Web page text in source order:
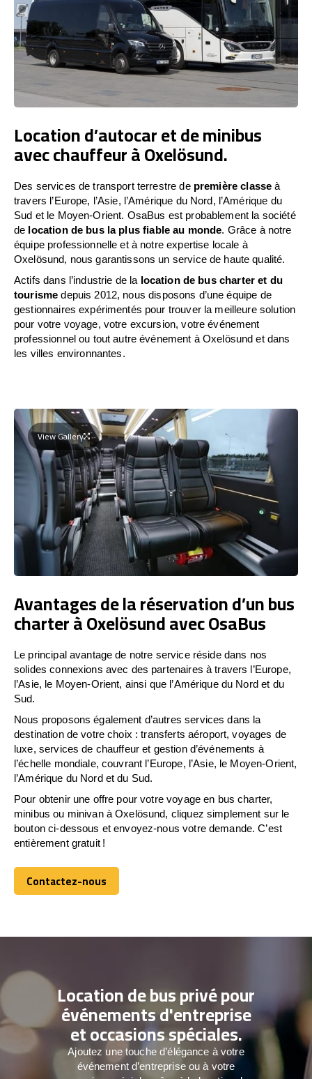
Location d’autocar et de minibus
avec chauffeur à Oxelösund.
Des services de transport terrestre de première classe à
travers l’Europe, l’Asie, l’Amérique du Nord, l’Amérique du
Sud et le Moyen-Orient. OsaBus est probablement la société
de location de bus la plus fiable au monde. Grâce à notre
équipe professionnelle et à notre expertise locale à
Oxelösund, nous garantissons un service de haute qualité.
Actifs dans l’industrie de la location de bus charter et du
tourisme depuis 2012, nous disposons d’une équipe de
gestionnaires expérimentés pour trouver la meilleure solution
pour votre voyage, votre excursion, votre événement
professionnel ou tout autre événement à Oxelösund et dans
les villes environnantes.
View Gallery
Avantages de la réservation d’un bus
charter à Oxelösund avec OsaBus
Le principal avantage de notre service réside dans nos
solides connexions avec des partenaires à travers l’Europe,
l’Asie, le Moyen-Orient, ainsi que l’Amérique du Nord et du
Sud.
Nous proposons également d’autres services dans la
destination de votre choix : transferts aéroport, voyages de
luxe, services de chauffeur et gestion d’événements à
l’échelle mondiale, couvrant l’Europe, l’Asie, le Moyen-Orient,
l’Amérique du Nord et du Sud.
Pour obtenir une offre pour votre voyage en bus charter,
minibus ou minivan à Oxelösund, cliquez simplement sur le
bouton ci-dessous et envoyez-nous votre demande. C’est
entièrement gratuit !
Contactez-nous
Contactez-nous
Location de bus privé pour
événements d'entreprise
et occasions spéciales.
Ajoutez une touche d’élégance à votre
événement d’entreprise ou à votre